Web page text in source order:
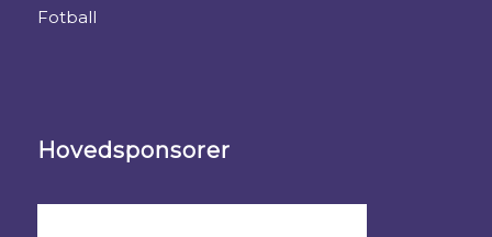
Fotball
Hovedsponsorer